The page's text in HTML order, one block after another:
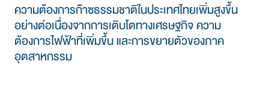
ความต้องการก๊าซธรรมชาติในประเทศไทยเพิ่มสูงขึ้น
อย่างต่อเนื่องจากการเติบโตทางเศรษฐกิจ ความ
ต้องการไฟฟ้าที่เพิ่มขึ้น และการขยายตัวของภาค
อุตสาหกรรม